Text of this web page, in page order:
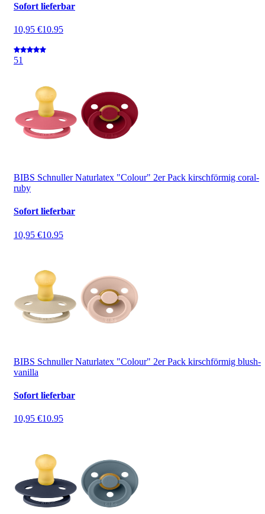
Sofort lieferbar
10,95 €10.95
51
BIBS Schnuller Naturlatex "Colour" 2er Pack kirschförmig coral-
ruby
Sofort lieferbar
10,95 €10.95
BIBS Schnuller Naturlatex "Colour" 2er Pack kirschförmig blush-
vanilla
Sofort lieferbar
10,95 €10.95